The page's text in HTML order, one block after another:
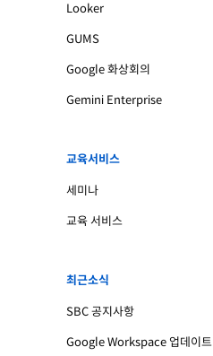
Looker
GUMS
Google 화상회의
Gemini Enterprise
교육서비스
세미나
교육 서비스
최근소식
SBC 공지사항
Google Workspace 업데이트